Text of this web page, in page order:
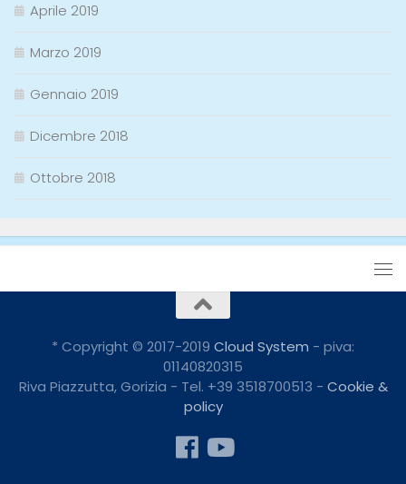
Aprile 2019
Marzo 2019
Gennaio 2019
Dicembre 2018
Ottobre 2018
* Copyright © 2017-2019 Cloud System - piva:
01140820315
Riva Piazzutta, Gorizia - Tel. +39 3518700513 - Cookie &
policy